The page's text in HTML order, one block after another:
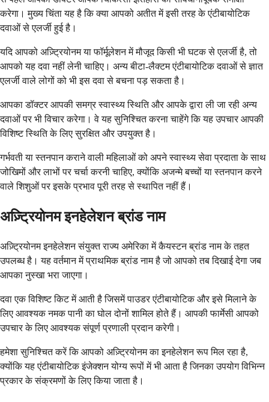
करेगा। मुख्य चिंता यह है कि क्या आपको अतीत में इसी तरह के एंटीबायोटिक
दवाओं से एलर्जी हुई है।
यदि आपको अज़्ट्रियोनम या फॉर्मूलेशन में मौजूद किसी भी घटक से एलर्जी है, तो
आपको यह दवा नहीं लेनी चाहिए। अन्य बीटा-लैक्टम एंटीबायोटिक दवाओं से ज्ञात
एलर्जी वाले लोगों को भी इस दवा से बचना पड़ सकता है।
आपका डॉक्टर आपकी समग्र स्वास्थ्य स्थिति और आपके द्वारा ली जा रही अन्य
दवाओं पर भी विचार करेगा। वे यह सुनिश्चित करना चाहेंगे कि यह उपचार आपकी
विशिष्ट स्थिति के लिए सुरक्षित और उपयुक्त है।
गर्भवती या स्तनपान कराने वाली महिलाओं को अपने स्वास्थ्य सेवा प्रदाता के साथ
जोखिमों और लाभों पर चर्चा करनी चाहिए, क्योंकि अजन्मे बच्चों या स्तनपान करने
वाले शिशुओं पर इसके प्रभाव पूरी तरह से स्थापित नहीं हैं।
अज़्ट्रियोनम इनहेलेशन ब्रांड नाम
अज़्ट्रियोनम इनहेलेशन संयुक्त राज्य अमेरिका में कैयस्टन ब्रांड नाम के तहत
उपलब्ध है। यह वर्तमान में प्राथमिक ब्रांड नाम है जो आपको तब दिखाई देगा जब
आपका नुस्खा भरा जाएगा।
दवा एक विशिष्ट किट में आती है जिसमें पाउडर एंटीबायोटिक और इसे मिलाने के
लिए आवश्यक नमक पानी का घोल दोनों शामिल होते हैं। आपकी फार्मेसी आपको
उपचार के लिए आवश्यक संपूर्ण प्रणाली प्रदान करेगी।
हमेशा सुनिश्चित करें कि आपको अज़्ट्रियोनम का इनहेलेशन रूप मिल रहा है,
क्योंकि यह एंटीबायोटिक इंजेक्शन योग्य रूपों में भी आता है जिनका उपयोग विभिन्न
प्रकार के संक्रमणों के लिए किया जाता है।